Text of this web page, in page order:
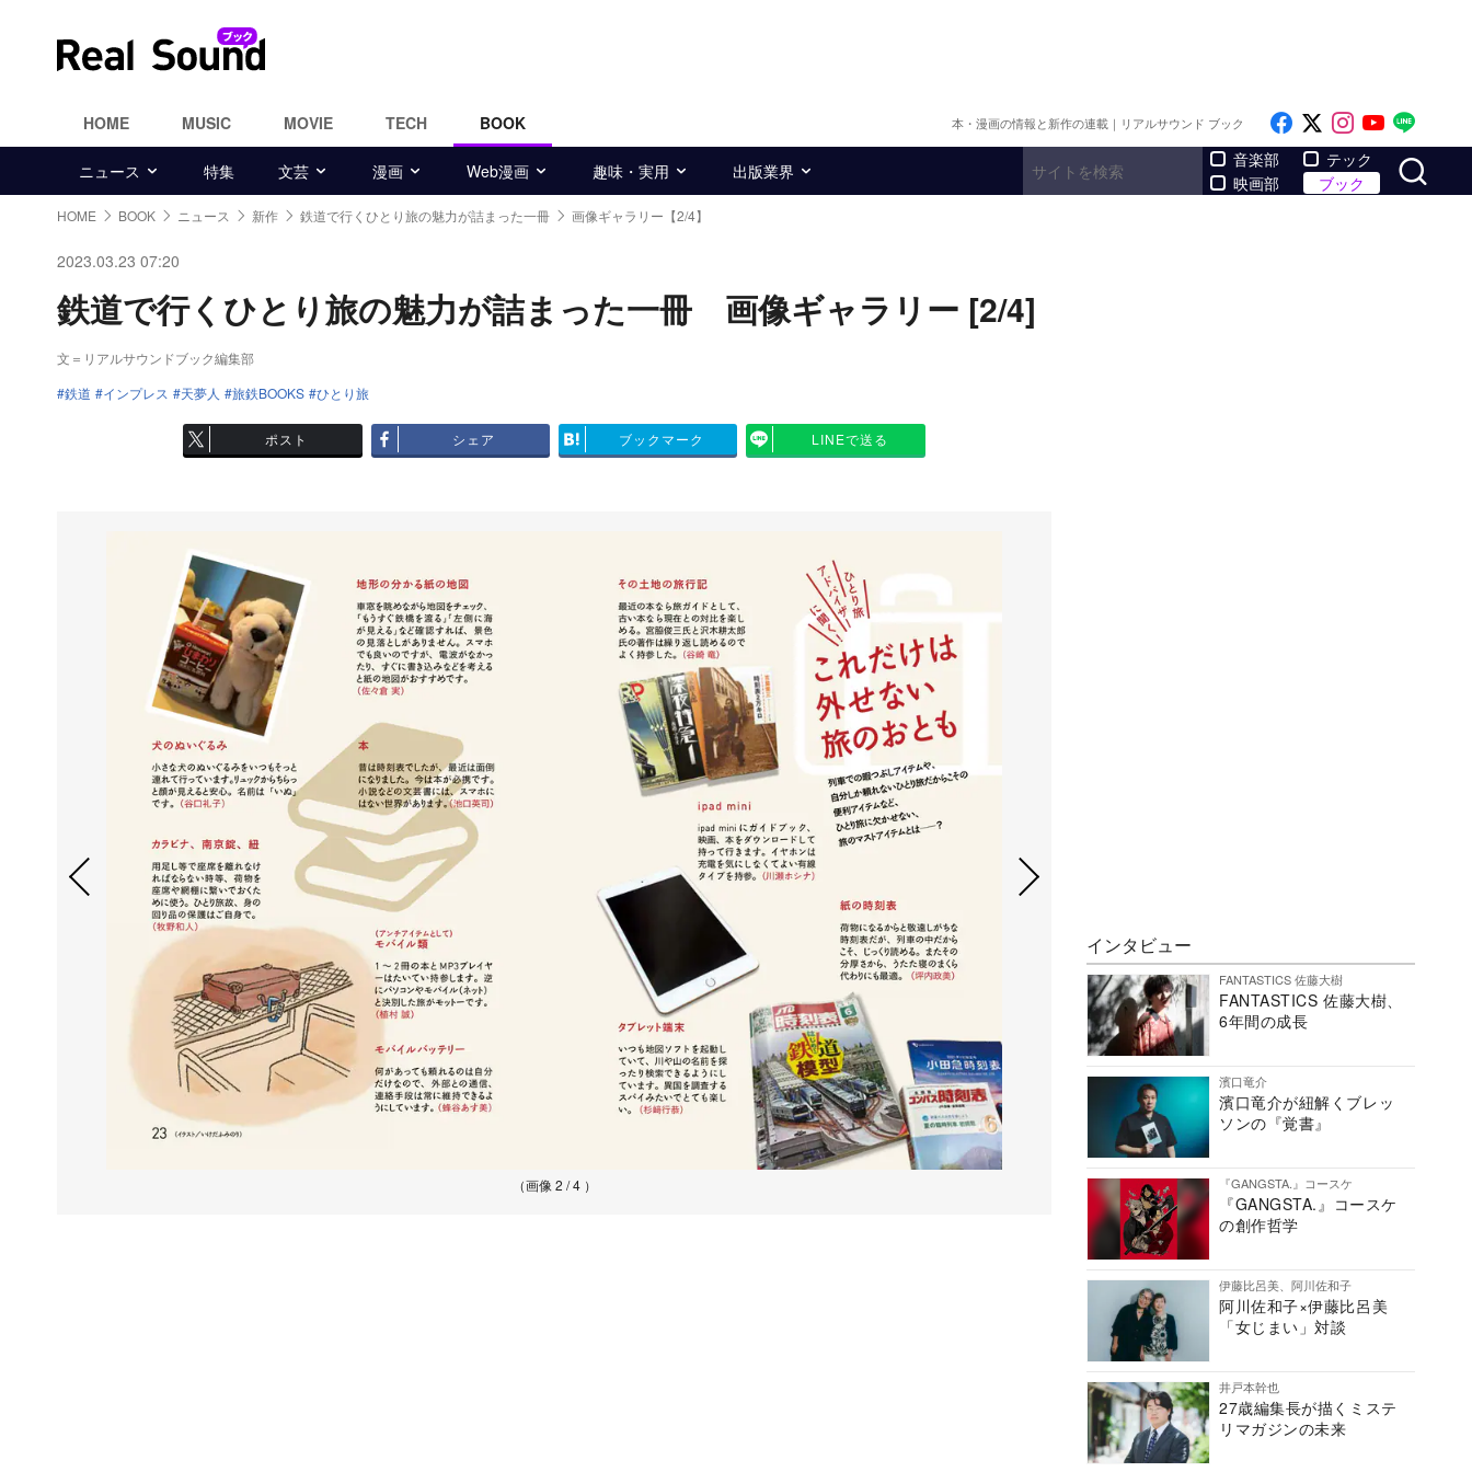
HOME MUSIC MOVIE TECH BOOK 本・漫画の情報と新作の連載｜リアルサウンド ブック Like on Facebook
Follow on x
Follow on
Follow
ニュース 特集 文芸 漫画 Web漫画 趣味・実用 出版業界
音楽部
映画部
テック
ブック
HOME BOOK ニュース 新作 鉄道で行くひとり旅の魅力が詰まった一冊 画像ギャラリー【2/4】
2023.03.23 07:20
鉄道で行くひとり旅の魅力が詰まった一冊 画像ギャラリー [2/4]
文＝リアルサウンドブック編集部
鉄道
インプレス 天夢人 旅鉄BOOKS ひとり旅
ポスト シェア ブックマーク LINEで送る
（画像 2 / 4 ）
インタビュー
FANTASTICS 佐藤大樹
FANTASTICS 佐藤大樹、
6年間の成長
濱口竜介
濱口竜介が紐解くブレッ
ソンの『覚書』
『GANGSTA.』コースケ
『GANGSTA.』コースケ
の創作哲学
伊藤比呂美、阿川佐和子
阿川佐和子×伊藤比呂美
「女じまい」対談
井戸本幹也
27歳編集長が描くミステ
リマガジンの未来